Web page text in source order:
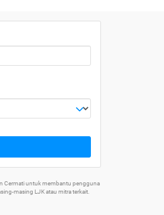
Cermati untuk membantu pengguna
masing LJK atau mitra terkait.